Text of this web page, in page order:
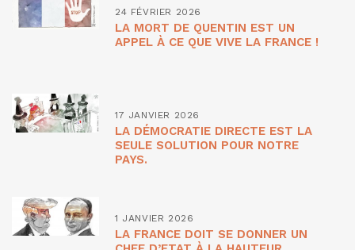
24 FÉVRIER 2026
LA MORT DE QUENTIN EST UN
APPEL À CE QUE VIVE LA FRANCE !
17 JANVIER 2026
LA DÉMOCRATIE DIRECTE EST LA
SEULE SOLUTION POUR NOTRE
PAYS.
1 JANVIER 2026
LA FRANCE DOIT SE DONNER UN